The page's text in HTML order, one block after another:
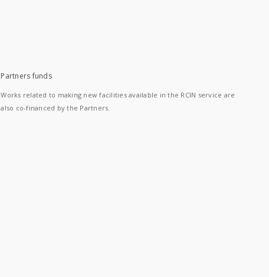
Partners funds
Works related to making new facilities available in the RCIN service are
also co-financed by the Partners.